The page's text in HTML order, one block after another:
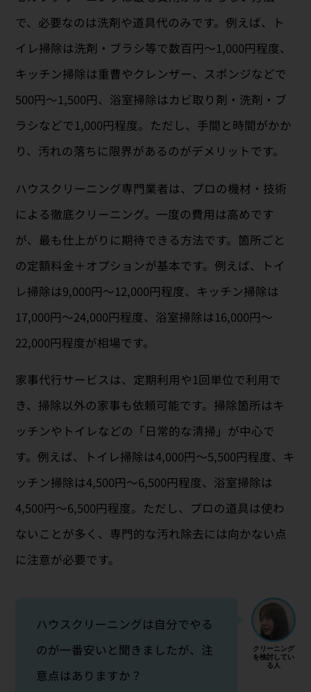
で、必要なのは洗剤や道具代のみです。例えば、ト
イレ掃除は洗剤・ブラシ等で数百円〜1,000円程度、
キッチン掃除は重曹やクレンザー、スポンジなどで
500円〜1,500円、浴室掃除はカビ取り剤・洗剤・ブ
ラシなどで1,000円程度。ただし、手間と時間がかか
り、汚れの落ちに限界があるのがデメリットです。
ハウスクリーニング専門業者は、プロの機材・技術
による徹底クリーニング。一度の費用は高めです
が、最も仕上がりに期待できる方法です。箇所ごと
の定額料金＋オプションが基本です。例えば、トイ
レ掃除は9,000円〜12,000円程度、キッチン掃除は
17,000円〜24,000円程度、浴室掃除は16,000円〜
22,000円程度が相場です。
家事代行サービスは、定期利用や1回単位で利用で
き、掃除以外の家事も依頼可能です。掃除箇所はキ
ッチンやトイレなどの「日常的な清掃」が中心で
す。例えば、トイレ掃除は4,000円〜5,500円程度、キ
ッチン掃除は4,500円〜6,500円程度、浴室掃除は
4,500円〜6,500円程度。ただし、プロの道具は使わ
ないことが多く、専門的な汚れ除去には向かない点
に注意が必要です。
ハウスクリーニングは自分でやる
のが一番安いと聞きましたが、注
意点はありますか？